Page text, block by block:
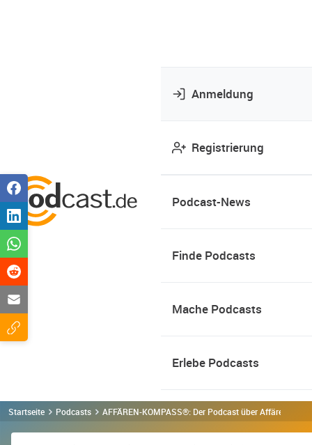
Anmeldung
Registrierung
Podcast-News
Finde Podcasts
Mache Podcasts
Erlebe Podcasts
Startseite Podcasts AFFÄREN-KOMPASS®: Der Podcast über Affären mit